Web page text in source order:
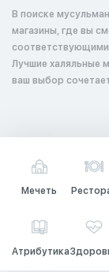
В поиске
магазины, где вы
Лучшие халяльные
ваш выбор
Мечеть
Атрибутика